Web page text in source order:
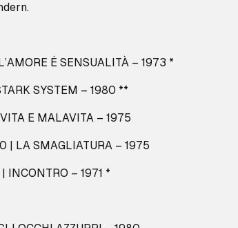
Ė SENSUALITÀ – 1973 *
SYSTEM – 1980 **
E MALAVITA – 1975
| LA SMAGLIATURA – 1975
– 1971 *